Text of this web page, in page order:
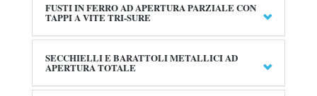
FUSTI IN FERRO AD APERTURA PARZIALE CON
TAPPI A VITE TRI-SURE
SECCHIELLI E BARATTOLI METALLICI AD
APERTURA TOTALE